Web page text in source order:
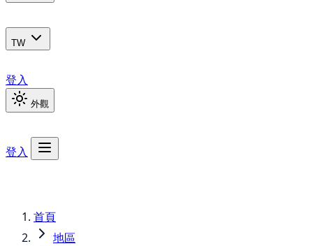
TW
登入
外觀
登入
首頁
地區